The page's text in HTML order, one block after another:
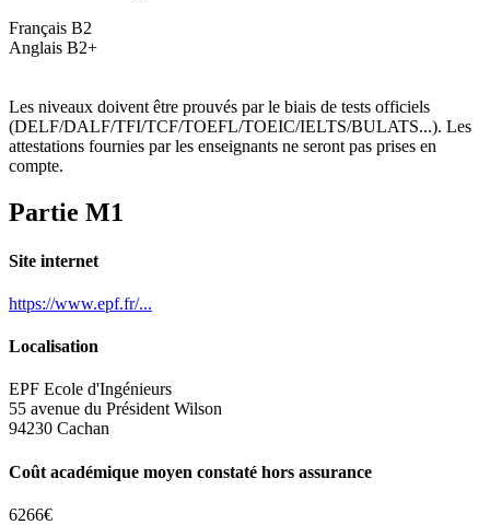
Français B2
Anglais B2+
Les niveaux doivent être prouvés par le biais de tests officiels
(DELF/DALF/TFI/TCF/TOEFL/TOEIC/IELTS/BULATS...). Les
attestations fournies par les enseignants ne seront pas prises en
compte.
Partie M1
Site internet
https://www.epf.fr/...
Localisation
EPF Ecole d'Ingénieurs
55 avenue du Président Wilson
94230 Cachan
Coût académique moyen constaté hors assurance
6266€